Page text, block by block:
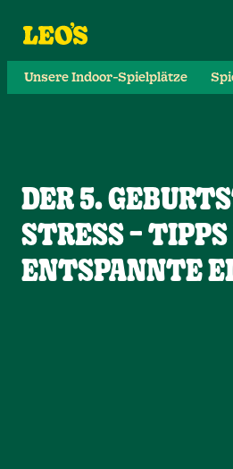
Unsere Indoor-Spielplätze
DER 5.
STRESS – TIPPS
ENTSPANNTE